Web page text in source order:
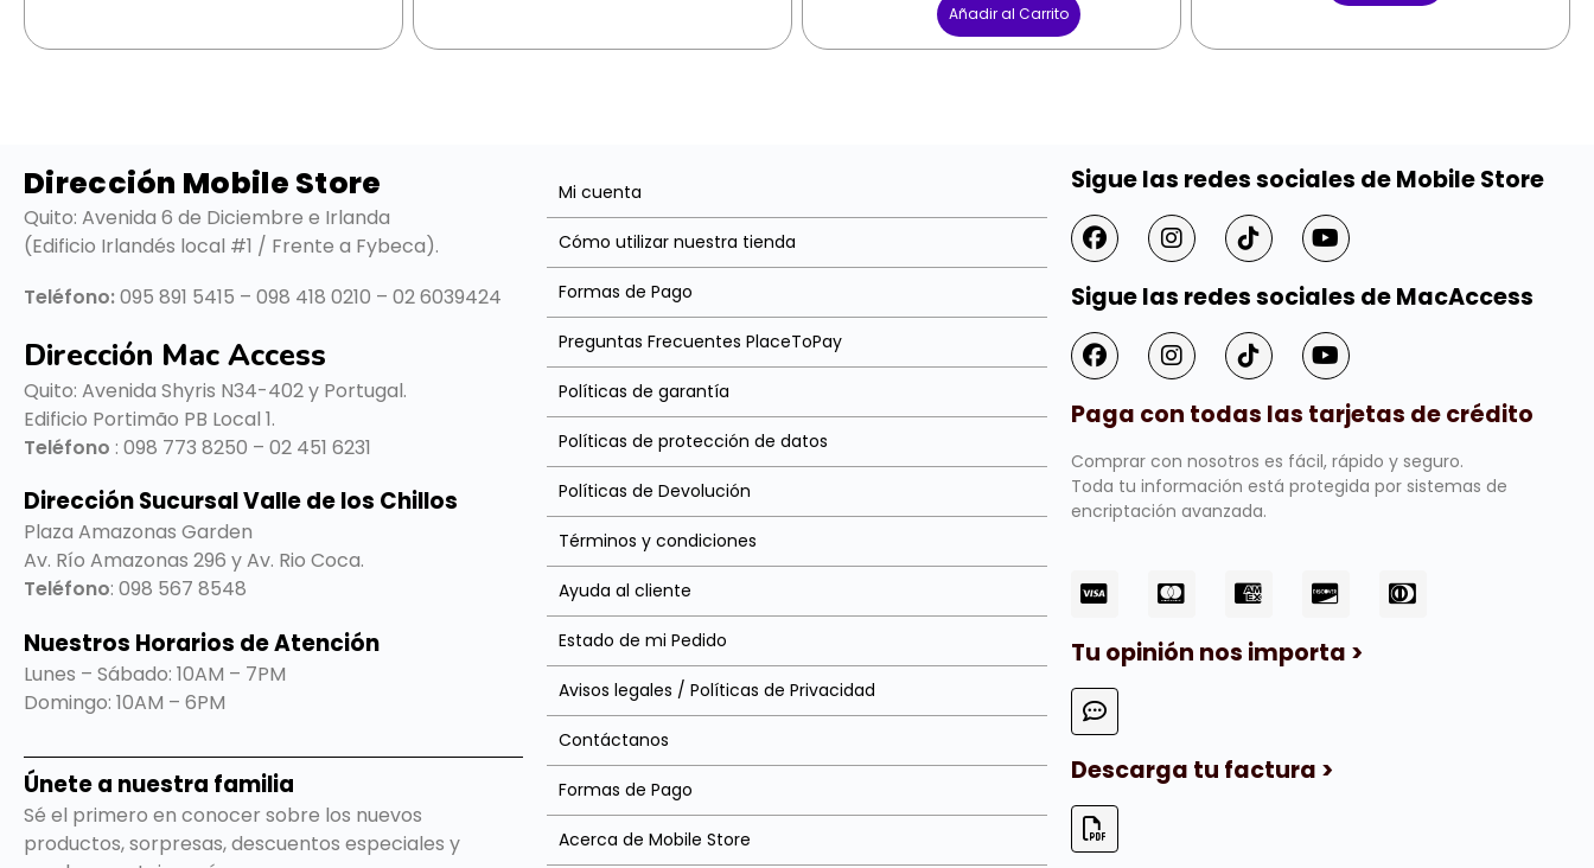
Añadir al Carrito
Dirección Mobile Store
Quito: Avenida 6 de Diciembre e Irlanda
(Edificio Irlandés local #1 / Frente a Fybeca).
Teléfono:095 891 5415 – 098 418 0210 – 02 6039424
Dirección Mac Access
Quito: Avenida Shyris N34-402 y Portugal.
Edificio Portimão PB Local 1.
Teléfono : 098 773 8250 – 02 451 6231
Dirección Sucursal Valle de los Chillos
Plaza Amazonas Garden
Av. Río Amazonas 296 y Av. Rio Coca.
Teléfono: 098 567 8548
Nuestros Horarios de Atención
Lunes – Sábado: 10AM – 7PM
Domingo: 10AM – 6PM
Únete a nuestra familia
Sé el primero en conocer sobre los nuevos
productos, sorpresas, descuentos especiales y
Mi cuenta
Cómo utilizar nuestra tienda
Formas de Pago
Preguntas Frecuentes PlaceToPay
Políticas de garantía
Políticas de protección de datos
Políticas de Devolución
Términos y condiciones
Ayuda al cliente
Estado de mi Pedido
Avisos legales / Políticas de Privacidad
Contáctanos
Formas de Pago
Acerca de Mobile Store
Sigue las redes sociales de Mobile Store
Sigue las redes sociales de MacAccess
Paga con todas las tarjetas de crédito
Comprar con nosotros es fácil, rápido y seguro.
Toda tu información está protegida por sistemas de
encriptación avanzada.
Tu opinión nos importa >
Descarga tu factura >